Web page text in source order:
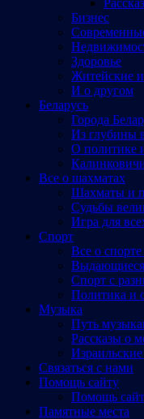
Бизнес
Здоровье
Житейские
И о другом
Беларусь
Города
Из глубины
О политике
Все о шахматах
Шахматы и
Судьбы
Игра для
Спорт
Все о
Выдающиеся
Спорт с
Политика и
Музыка
Путь
Рассказы о
Cвязаться с нами
Помощь сайту
Помощь
Памятные места